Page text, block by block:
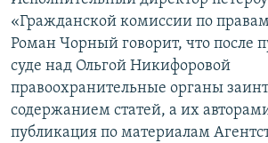
«Гражданской комиссии по
Роман Чорный говорит, что после
суде над Ольгой Никифоровой
правоохранительные органы
содержанием статей, а их
публикация по материалам